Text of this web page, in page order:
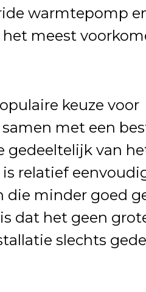
warmtepomp
meest
keuze voor
met een
gedeeltelijk van
relatief
die minder goed
dat het geen
slechts